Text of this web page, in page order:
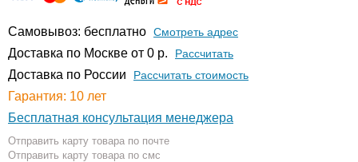
Самовывоз: бесплатно Смотреть адрес
Доставка по Москве от 0 р. Расcчитать
Доставка по России Рассчитать стоимость
Гарантия: 10 лет
Бесплатная консультация менеджера
Отправить карту товара по почте
Отправить карту товара по смс